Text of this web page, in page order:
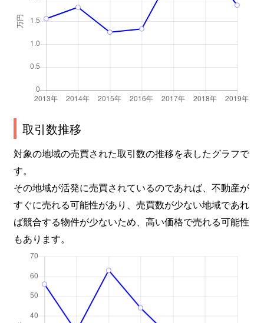
取引数推移
対象の地域の売買された取引数の推移を表したグラフで
す。
その地域が活発に売買されているのであれば、不動産が
すぐに売れる可能性があり、売買数が少ない地域であれ
ば競合する物件が少ないため、高い価格で売れる可能性
もあります。